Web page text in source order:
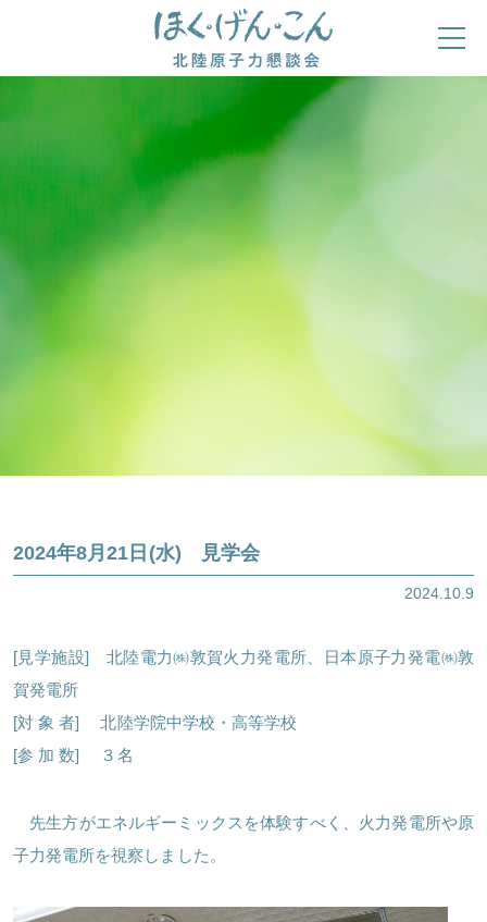
2024年8月21日(水) 見学会
2024.10.9
[見学施設] 北陸電力㈱敦賀火力発電所、日本原子力発電㈱敦
賀発電所
[対 象 者] 北陸学院中学校・高等学校
[参 加 数] ３名
先生方がエネルギーミックスを体験すべく、火力発電所や原
子力発電所を視察しました。